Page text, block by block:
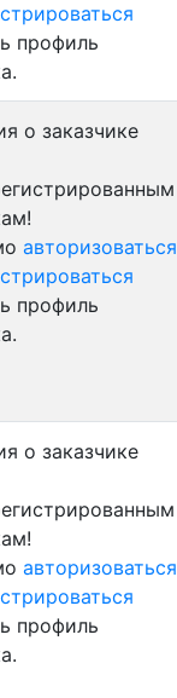
профиль
о заказчике
авторизоваться
профиль
о заказчике
авторизоваться
профиль